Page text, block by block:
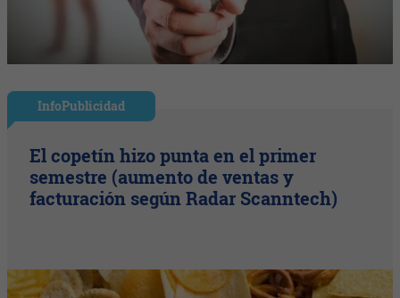
InfoPublicidad
El copetín hizo punta en el primer
semestre (aumento de ventas y
facturación según Radar Scanntech)